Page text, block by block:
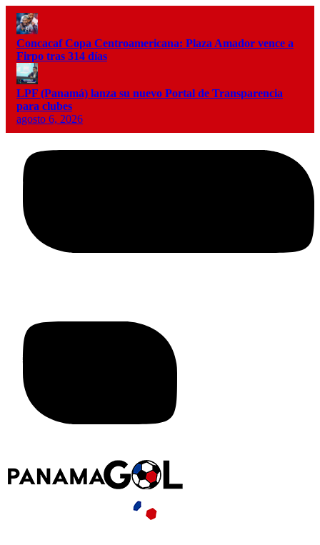
Concacaf Copa Centroamericana: Plaza Amador vence a
Firpo tras 314 días
LPF (Panamá) lanza su nuevo Portal de Transparencia
para clubes
agosto 6, 2026